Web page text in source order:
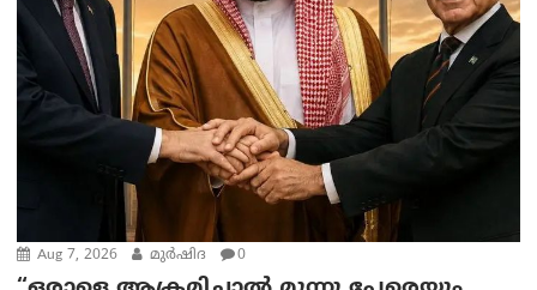
Aug 7, 2026 മുര്‍ഷിദ 0